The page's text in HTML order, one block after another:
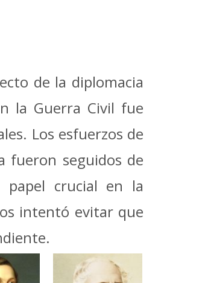
de la diplomacia
la Guerra Civil fue
Los esfuerzos de
fueron seguidos de
crucial en la
intentó evitar que